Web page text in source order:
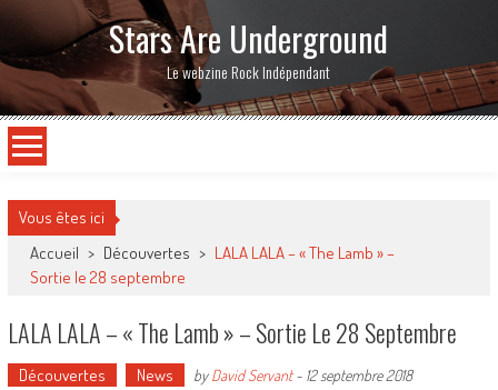
Stars Are Underground
Le webzine Rock Indépendant
Vous êtes ici
Accueil > Découvertes > LALA LALA – « The Lamb » –
Sortie le 28 septembre
LALA LALA – « The Lamb » – Sortie Le 28 Septembre
Découvertes News byDavid Servant- 12 septembre 2018